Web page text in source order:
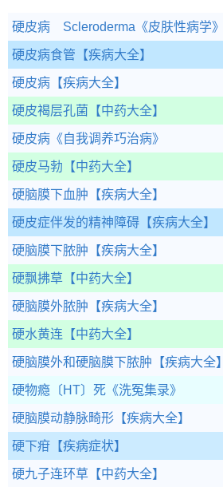
硬皮病 Scleroderma 《皮肤性病学》
硬皮病食管 【疾病大全】
硬皮病 【疾病大全】
硬皮褐层孔菌 【中药大全】
硬皮病 《自我调养巧治病》
硬皮马勃 【中药大全】
硬脑膜下血肿 【疾病大全】
硬皮症伴发的精神障碍 【疾病大全】
硬脑膜下脓肿 【疾病大全】
硬飘拂草 【中药大全】
硬脑膜外脓肿 【疾病大全】
硬水黄连 【中药大全】
硬脑膜外和硬脑膜下脓肿 【疾病大全】
硬物瘾〔HT〕死 《洗冤集录》
硬脑膜动静脉畸形 【疾病大全】
硬下疳 【疾病症状】
硬九子连环草 【中药大全】